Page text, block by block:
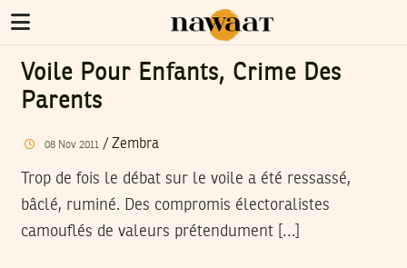
Voile Pour Enfants, Crime Des
Parents
08 Nov 2011/ Zembra
Trop de fois le débat sur le voile a été ressassé,
bâclé, ruminé. Des compromis électoralistes
camouflés de valeurs prétendument […]